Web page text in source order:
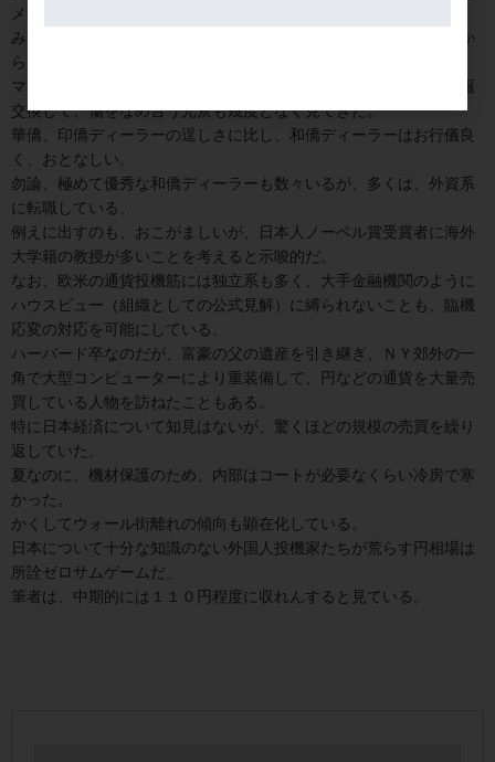
メディアなどには出ず、ひたすら目立たぬように行動している。
みずからの相場観などをべらべら喋っても得るところは何も無いか
らだ。
マンハッタンの日本料理屋に日系ディーラーが集い、日本語で情報
交換して、傷をなめ合う光景も幾度となく見てきた。
華僑、印僑ディーラーの逞しさに比し、和僑ディーラーはお行儀良
く、おとなしい。
勿論、極めて優秀な和僑ディーラーも数々いるが、多くは、外資系
に転職している。
例えに出すのも、おこがましいが、日本人ノーベル賞受賞者に海外
大学籍の教授が多いことを考えると示唆的だ。
なお、欧米の通貨投機筋には独立系も多く、大手金融機関のように
ハウスビュー（組織としての公式見解）に縛られないことも、臨機
応変の対応を可能にしている。
ハーバード卒なのだが、富豪の父の遺産を引き継ぎ、ＮＹ郊外の一
角で大型コンピューターにより重装備して、円などの通貨を大量売
買している人物を訪ねたこともある。
特に日本経済について知見はないが、驚くほどの規模の売買を繰り
返していた。
夏なのに、機材保護のため、内部はコートが必要なくらい冷房で寒
かった。
かくしてウォール街離れの傾向も顕在化している。
日本について十分な知識のない外国人投機家たちが荒らす円相場は
所詮ゼロサムゲームだ。
筆者は、中期的には１１０円程度に収れんすると見ている。